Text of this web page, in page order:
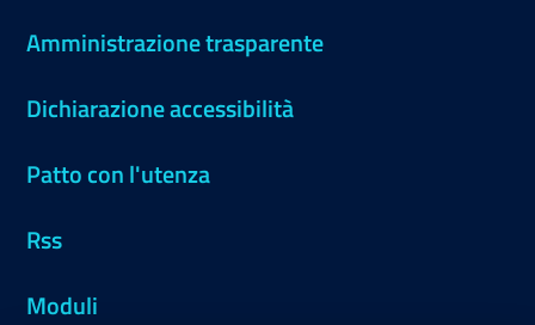
Amministrazione trasparente
Dichiarazione accessibilità
Patto con l'utenza
Rss
Moduli